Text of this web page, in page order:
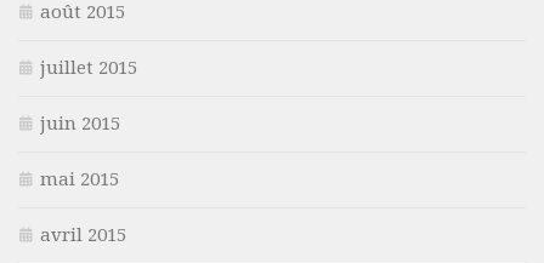
août 2015
juillet 2015
juin 2015
mai 2015
avril 2015